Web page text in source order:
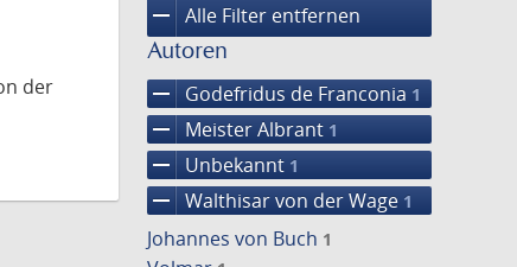
remove Alle Filter entfernen
Autoren
remove Godefridus de Franconia 1
remove Meister Albrant 1
remove Unbekannt 1
remove Walthisar von der Wage 1
Johannes von Buch 1
der